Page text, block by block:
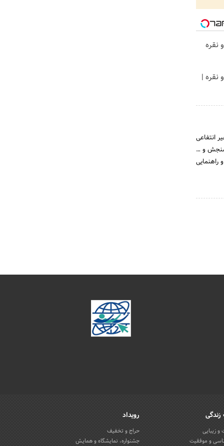
نقره
نقره |
انتفاعی
سنجش و …
راهنمایی
زیبایی
و موفقیت
رویداد
حراج و تخفیف
جشنواره، نمایشگاه و همایش